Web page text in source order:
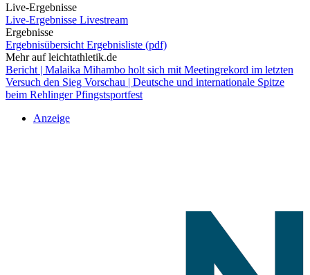
Live-Ergebnisse
Live-Ergebnisse Livestream
Ergebnisse
Ergebnisübersicht Ergebnisliste (pdf)
Mehr auf leichtathletik.de
Bericht | Malaika Mihambo holt sich mit Meetingrekord im letzten
Versuch den Sieg Vorschau | Deutsche und internationale Spitze
beim Rehlinger Pfingstsportfest
Anzeige